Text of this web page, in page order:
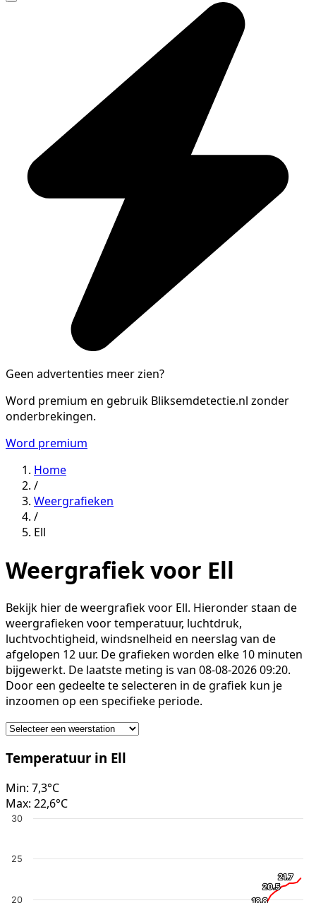
Geen advertenties meer zien?
Word premium en gebruik Bliksemdetectie.nl zonder
onderbrekingen.
Word premium
Home
/
Weergrafieken
/
Ell
Weergrafiek voor Ell
Bekijk hier de weergrafiek voor Ell. Hieronder staan de
weergrafieken voor temperatuur, luchtdruk,
luchtvochtigheid, windsnelheid en neerslag van de
afgelopen 12 uur. De grafieken worden elke 10 minuten
bijgewerkt. De laatste meting is van 08-08-2026 09:20.
Door een gedeelte te selecteren in de grafiek kun je
inzoomen op een specifieke periode.
Temperatuur in Ell
Min: 7,3°C
Max: 22,6°C
18.8
18.8
20.5
20.5
21.7
21.7
20
25
30